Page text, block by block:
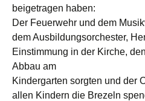
beigetragen haben:
Der Feuerwehr und dem
dem Ausbildungsorchester,
Einstimmung in der Kirche,
Abbau am
Kindergarten sorgten und der
allen Kindern die Brezeln